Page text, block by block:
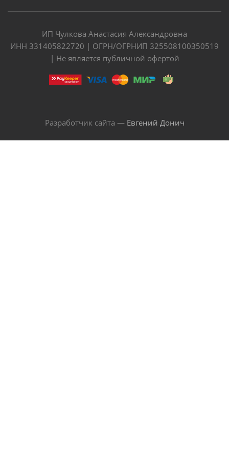
ИП Чулкова Анастасия Александровна
ИНН 331405822720 | ОГРН/ОГРНИП 325508100350519
| Не является публичной офертой
Разработчик сайта — Евгений Донич